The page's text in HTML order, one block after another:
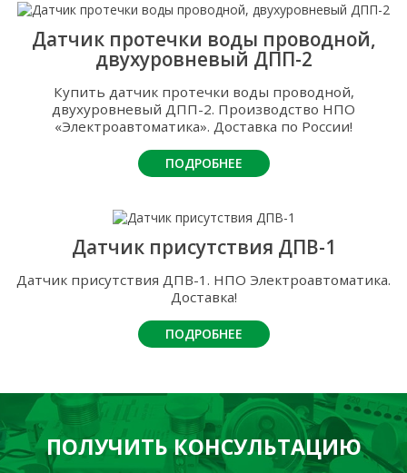
Датчик протечки воды проводной,
двухуровневый ДПП-2
Купить датчик протечки воды проводной,
двухуровневый ДПП-2. Производство НПО
«Электроавтоматика». Доставка по России!
ПОДРОБНЕЕ
Датчик присутствия ДПВ-1
Датчик присутствия ДПВ-1. НПО Электроавтоматика.
Доставка!
ПОДРОБНЕЕ
ПОЛУЧИТЬ КОНСУЛЬТАЦИЮ